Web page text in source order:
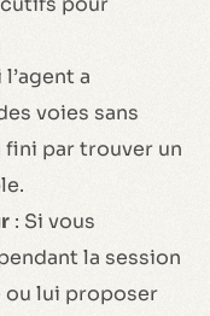
l’agent a
voies sans
fini par trouver un
: Si vous
la session
lui proposer